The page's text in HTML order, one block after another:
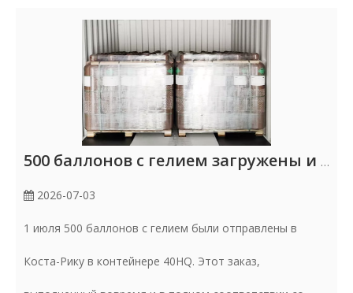
500 баллонов с гелием загружены и отправляются в Коста-Рику (1 июля)
2026-07-03
1 июля 500 баллонов с гелием были отправлены в
Коста-Рику в контейнере 40HQ. Этот заказ,